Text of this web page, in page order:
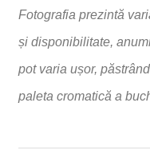
Fotografia prezintă
și disponibilitate,
pot varia ușor,
paleta cromatică a